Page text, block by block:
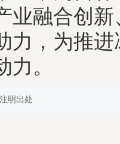
业融合创
力，为推
。
明出处